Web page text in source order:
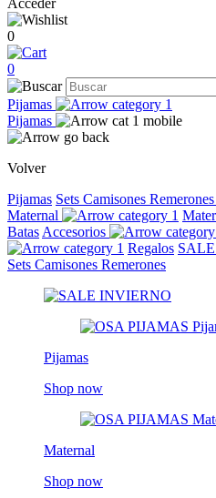
Acceder
0
0
Pijamas
Pijamas
Volver
Pijamas Sets Camisones Remerones
Maternal
Batas Accesorios
Regalos SALE
Sets Camisones Remerones
Pijamas
Shop now
Maternal
Shop now